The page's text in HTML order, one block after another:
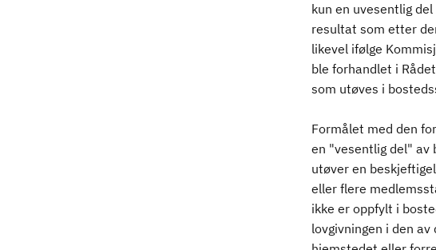
kun en uvesentlig
resultat som etter
likevel ifølge
ble forhandlet i
som utøves i
Formålet med den
en "vesentlig del" av
utøver en
eller flere
ikke er oppfylt i
lovgivningen i den